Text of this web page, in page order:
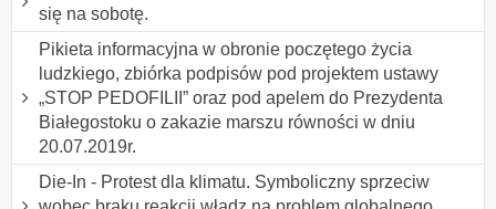
się na sobotę.
Pikieta informacyjna w obronie poczętego życia
ludzkiego, zbiórka podpisów pod projektem ustawy
„STOP PEDOFILII” oraz pod apelem do Prezydenta
Białegostoku o zakazie marszu równości w dniu
20.07.2019r.
Die-In - Protest dla klimatu. Symboliczny sprzeciw